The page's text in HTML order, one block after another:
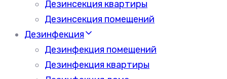
Дезинсекция квартиры
Дезинсекция помещений
Дезинфекция
Дезинфекция помещений
Дезинфекция квартиры